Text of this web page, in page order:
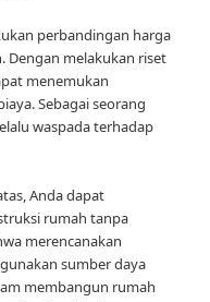
perbandingan harga
Dengan melakukan riset
menemukan
Sebagai seorang
waspada terhadap
Anda dapat
rumah tanpa
merencanakan
sumber daya
membangun rumah